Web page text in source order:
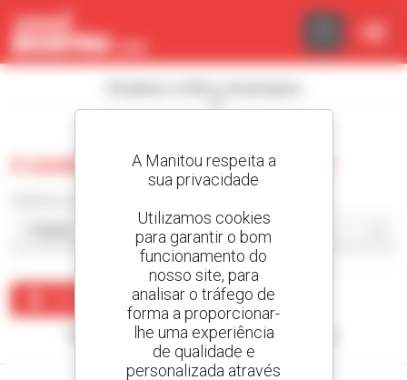
0 usado carregador articulado
Criar um alerta
Nenhum resultado corresponde à sua pesquisa.
Painel de Gerenciamento de Cookies
A Manitou respeita a
sua privacidade
Utilizamos cookies
para garantir o bom
funcionamento do
nosso site, para
analisar o tráfego de
forma a proporcionar-
lhe uma experiência
de qualidade e
personalizada através